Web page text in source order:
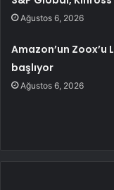
Ağustos 6, 2026
Amazon’un
başlıyor
Ağustos 6, 2026